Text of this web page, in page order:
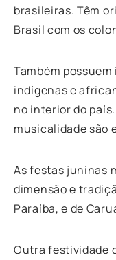
brasileiras. Têm
Brasil com os
Também
indígenas e
no interior do
musicalidade são
As festas juninas
dimensão e
Paraíba, e de
Outra festividade